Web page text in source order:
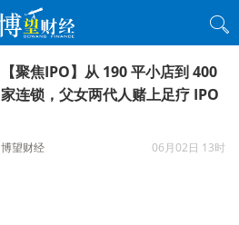
【聚焦IPO】从 190 平小店到 400
家连锁，父女两代人赌上足疗 IPO
博望财经 06月02日 13时